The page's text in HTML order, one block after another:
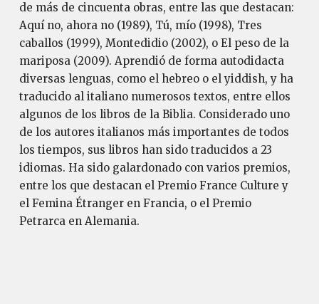
de más de cincuenta obras, entre las que destacan:
Aquí no, ahora no (1989), Tú, mío (1998), Tres
caballos (1999), Montedidio (2002), o El peso de la
mariposa (2009). Aprendió de forma autodidacta
diversas lenguas, como el hebreo o el yiddish, y ha
traducido al italiano numerosos textos, entre ellos
algunos de los libros de la Biblia. Considerado uno
de los autores italianos más importantes de todos
los tiempos, sus libros han sido traducidos a 23
idiomas. Ha sido galardonado con varios premios,
entre los que destacan el Premio France Culture y
el Femina Étranger en Francia, o el Premio
Petrarca en Alemania.